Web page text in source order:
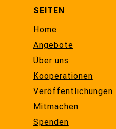
SEITEN
Home
Angebote
Über uns
Kooperationen
Veröffentlichungen
Mitmachen
Spenden